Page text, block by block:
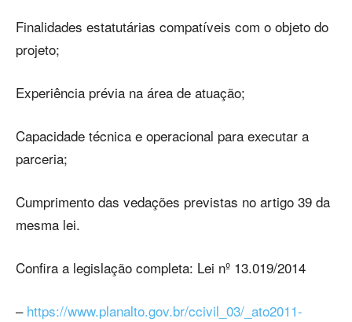
Finalidades estatutárias compatíveis com o objeto do
projeto;
Experiência prévia na área de atuação;
Capacidade técnica e operacional para executar a
parceria;
Cumprimento das vedações previstas no artigo 39 da
mesma lei.
Confira a legislação completa: Lei nº 13.019/2014
– https://www.planalto.gov.br/ccivil_03/_ato2011-